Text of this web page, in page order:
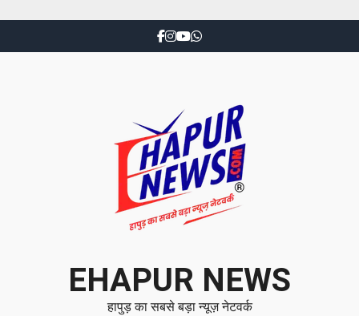
EHAPUR NEWS
हापुड़ का सबसे बड़ा न्यूज़ नेटवर्क